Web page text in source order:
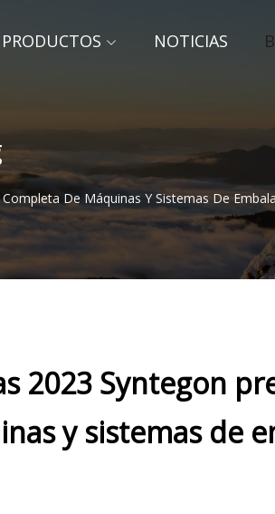
PRODUCTOS NOTICIAS
De Máquinas Y Sistemas De
2023 Syntegon
y sistemas de